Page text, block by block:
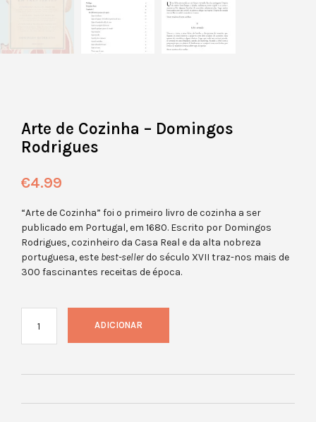
Arte de Cozinha – Domingos
Rodrigues
€4.99
“Arte de Cozinha” foi o primeiro livro de cozinha a ser
publicado em Portugal, em 1680. Escrito por Domingos
Rodrigues, cozinheiro da Casa Real e da alta nobreza
portuguesa, este best-sellerdo século XVII traz-nos mais de
300 fascinantes receitas de época.
ADICIONAR